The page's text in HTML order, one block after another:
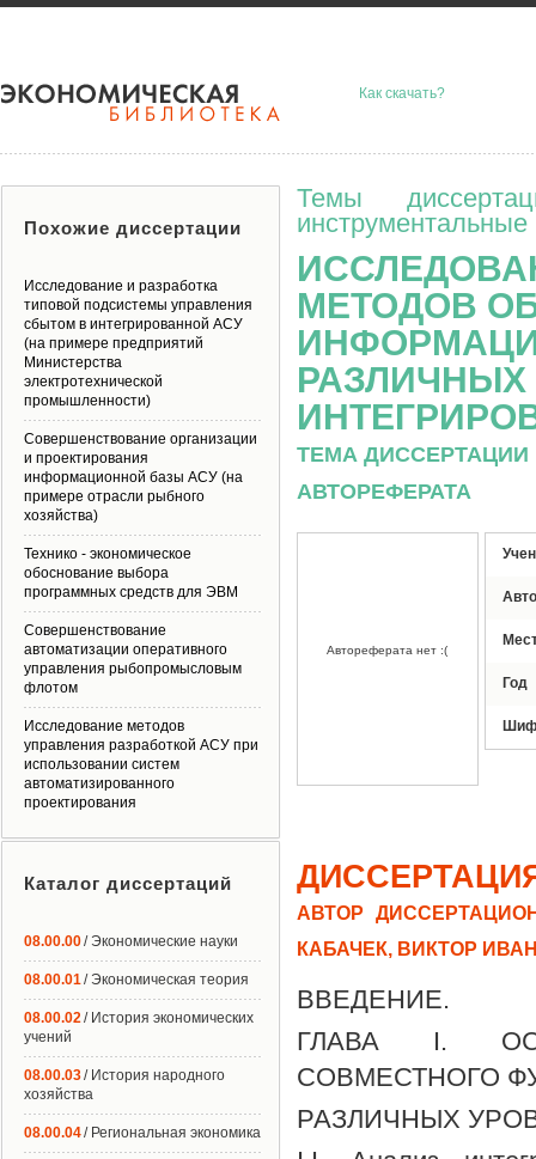
Как скачать?
Темы
МЕТОДОВ
ТЕМА
АВТОРЕФЕРАТА
Автореферата нет :(
Год
АВТОР
КАБАЧЕК, ВИКТОР
ВВЕДЕНИЕ.
ГЛАВА I.
СОВМЕСТНОГО
РАЗЛИЧНЫХ
Похожие диссертации
Исследование и разработка
типовой подсистемы управления
сбытом в интегрированной АСУ
(на примере предприятий
Министерства
электротехнической
промышленности)
Совершенствование организации
и проектирования
информационной базы АСУ (на
примере отрасли рыбного
хозяйства)
Технико - экономическое
обоснование выбора
программных средств для ЭВМ
Совершенствование
автоматизации оперативного
управления рыбопромысловым
флотом
Исследование методов
управления разработкой АСУ при
использовании систем
автоматизированного
проектирования
Каталог диссертаций
08.00.00/ Экономические науки
08.00.01/ Экономическая теория
08.00.02/ История экономических
учений
08.00.03/ История народного
хозяйства
08.00.04/ Региональная экономика